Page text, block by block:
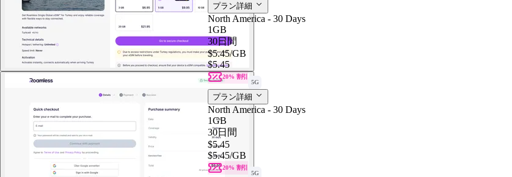
プラン詳細
North America - 30 Days
1GB
30日間
$5.45/GB
$5.45
20% 割引
5G
プラン詳細
North America - 30 Days
1GB
30日間
$5.45
$5.45/GB
20% 割引
5G